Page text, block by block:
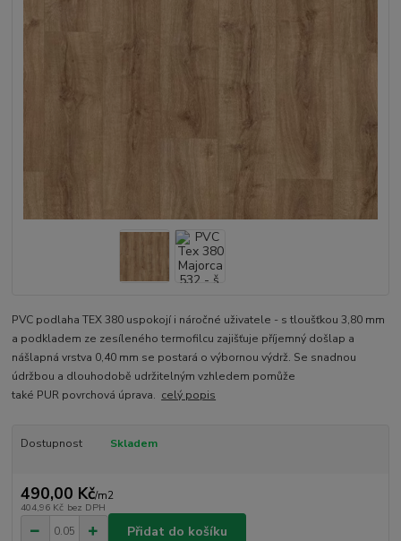
PVC podlaha TEX 380 uspokojí i náročné uživatele - s tloušťkou 3,80 mm
a podkladem ze zesíleného termofilcu zajišťuje příjemný došlap a
nášlapná vrstva 0,40 mm se postará o výbornou výdrž. Se snadnou
údržbou a dlouhodobě udržitelným vzhledem pomůže
také PUR povrchová úprava. celý popis
Dostupnost Skladem
490,00 Kč/m2
404,96 Kč bez DPH
Přidat do košíku